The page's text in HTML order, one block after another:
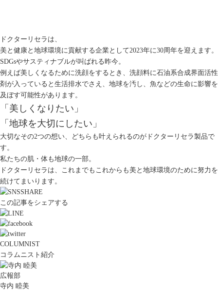
ドクターリセラは、
美と健康と地球環境に貢献する企業として2023年に30周年を迎えます。
SDGsやサスティナブルが叫ばれる昨今。
例えば美しくなるために洗顔をするとき、洗顔料に石油系合成界面活性
剤が入っていると生活排水でさえ、地球を汚し、魚などの生命に影響を
及ぼす可能性があります。
「美しくなりたい」
「地球を大切にしたい」
大切なその2つの想い、どちらも叶えられるのがドクターリセラ製品で
す。
私たちの肌・体も地球の一部。
ドクターリセラは、これまでもこれからも美と地球環境のために努力を
続けてまいります。
この記事をシェアする
COLUMNIST
コラムニスト紹介
広報部
寺内 睦美